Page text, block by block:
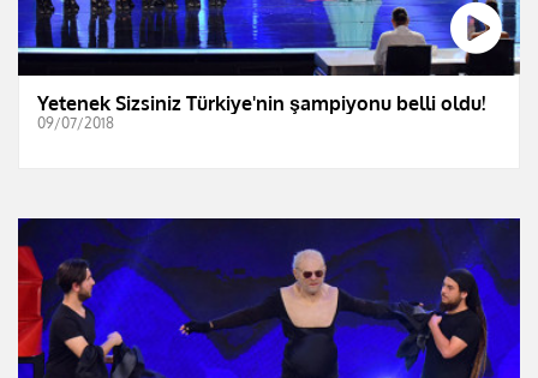
Yetenek Sizsiniz Türkiye'nin şampiyonu belli oldu!
09/07/2018